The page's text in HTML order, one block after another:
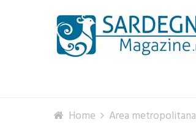
Home Area metropolitana